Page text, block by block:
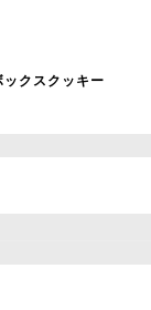
ックスクッキー